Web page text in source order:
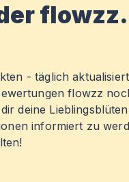
- täglich
flowzz
deine
informiert zu